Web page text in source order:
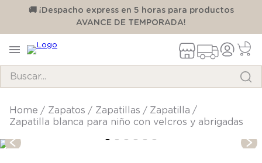
🚚 ¡Despacho express en 5 horas para productos
AVANCE DE TEMPORADA!
zapatos zapatillas
zapatilla
Zapatilla blanca para niño con velcros y abrigadas
TÉRMINOS MÁS BUSCADOS
1